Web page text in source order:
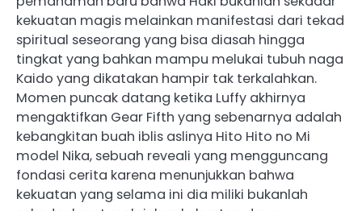
kekuatan magis melainkan manifestasi dari tekad
spiritual seseorang yang bisa diasah hingga
tingkat yang bahkan mampu melukai tubuh naga
Kaido yang dikatakan hampir tak terkalahkan.
Momen puncak datang ketika Luffy akhirnya
mengaktifkan Gear Fifth yang sebenarnya adalah
kebangkitan buah iblis aslinya Hito Hito no Mi
model Nika, sebuah reveali yang mengguncang
fondasi cerita karena menunjukkan bahwa
kekuatan yang selama ini dia miliki bukanlah